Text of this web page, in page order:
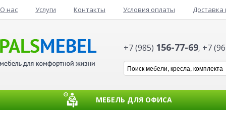
О нас Услуги Контакты Условия оплаты Доставка
+7 (985) 156-77-69, +7
МЕБЕЛЬ ДЛЯ ОФИСА